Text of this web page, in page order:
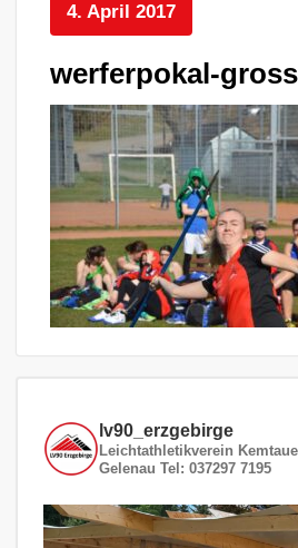
4. April 2017
werferpokal-
lv90_erzgebirge
Leichtathletikverein
Gelenau Tel: 037297 7195